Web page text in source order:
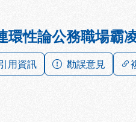
環性論公務職場霸
用資訊 勘誤意見